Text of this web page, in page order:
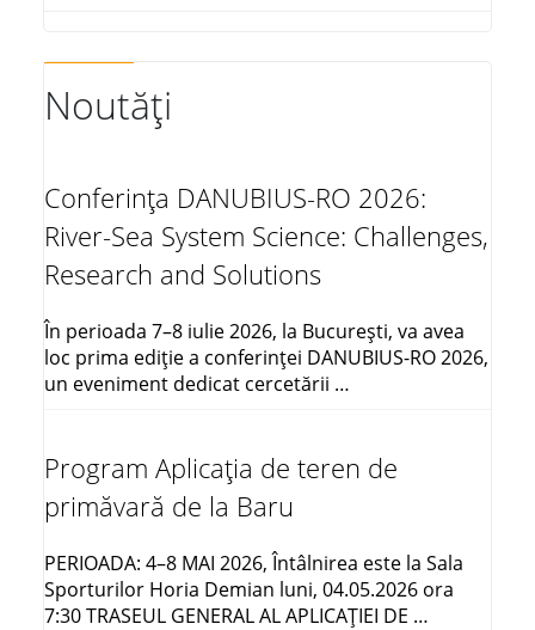
Noutăți
Conferința DANUBIUS-RO 2026:
River-Sea System Science: Challenges,
Research and Solutions
În perioada 7–8 iulie 2026, la București, va avea
loc prima ediție a conferinței DANUBIUS-RO 2026,
un eveniment dedicat cercetării …
Program Aplicația de teren de
primăvară de la Baru
PERIOADA: 4–8 MAI 2026, Întâlnirea este la Sala
Sporturilor Horia Demian luni, 04.05.2026 ora
7:30 TRASEUL GENERAL AL APLICAŢIEI DE …